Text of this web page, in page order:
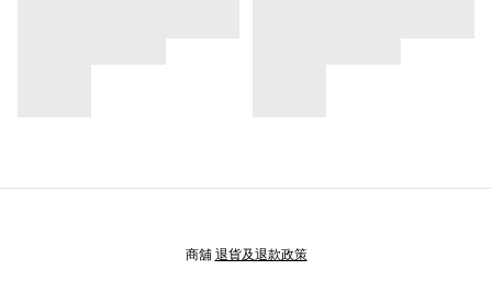
商舖 退貨及退款政策